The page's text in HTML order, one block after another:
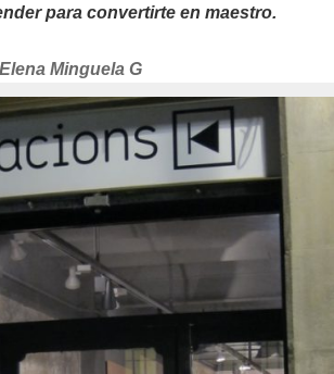
para convertirte en maestro.
https://www.experimenta.es/author/
Elena Minguela G